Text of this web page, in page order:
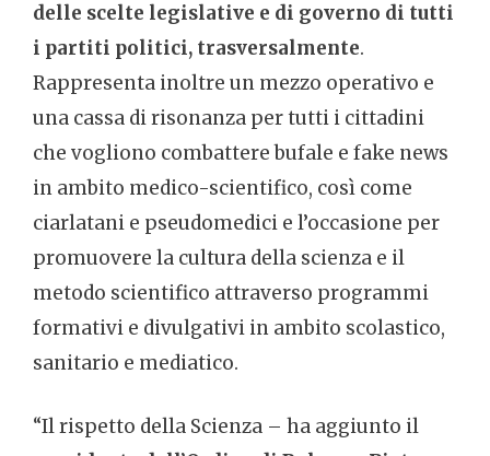
delle scelte legislative e di governo di tutti
i partiti politici, trasversalmente.
Rappresenta inoltre un mezzo operativo e
una cassa di risonanza per tutti i cittadini
che vogliono combattere bufale e fake news
in ambito medico-scientifico, così come
ciarlatani e pseudomedici e l’occasione per
promuovere la cultura della scienza e il
metodo scientifico attraverso programmi
formativi e divulgativi in ambito scolastico,
sanitario e mediatico.
“Il rispetto della Scienza – ha aggiunto il